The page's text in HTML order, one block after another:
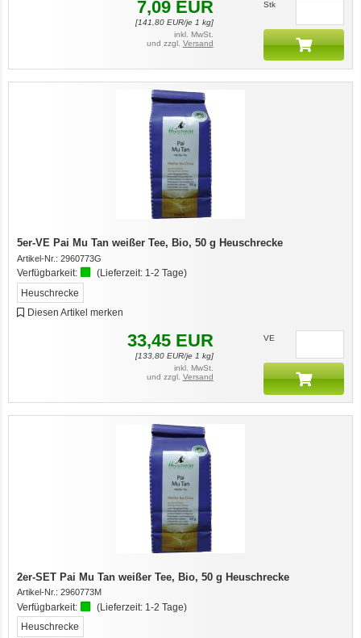
7,09 EUR
[141,80EUR/je 1 kg]
inkl. MwSt.
und zzgl. Versand
Stk
5er-VE Pai Mu Tan weißer Tee, Bio, 50 g Heuschrecke
Artikel-Nr.: 2960773G
Verfügbarkeit: (Lieferzeit: 1-2 Tage)
Heuschrecke
Diesen Artikel merken
33,45 EUR
[133,80EUR/je 1 kg]
inkl. MwSt.
und zzgl. Versand
VE
2er-SET Pai Mu Tan weißer Tee, Bio, 50 g Heuschrecke
Artikel-Nr.: 2960773M
Verfügbarkeit: (Lieferzeit: 1-2 Tage)
Heuschrecke